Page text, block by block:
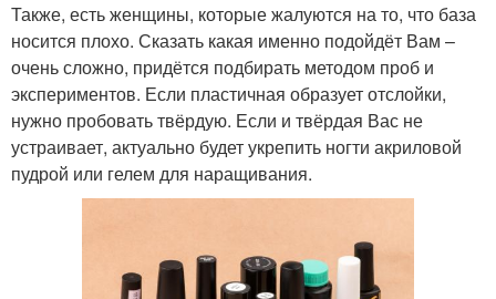
Также, есть женщины, которые жалуются на то, что база
носится плохо. Сказать какая именно подойдёт Вам –
очень сложно, придётся подбирать методом проб и
экспериментов. Если пластичная образует отслойки,
нужно пробовать твёрдую. Если и твёрдая Вас не
устраивает, актуально будет укрепить ногти акриловой
пудрой или гелем для наращивания.